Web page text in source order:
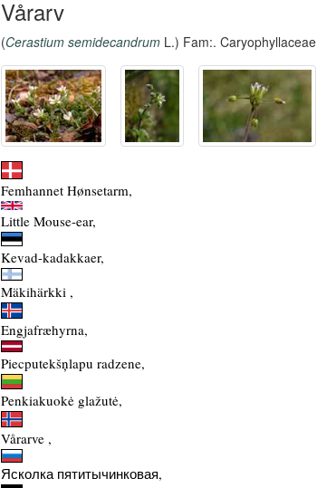
Vårarv
(Cerastium semidecandrum L.) Fam:. Caryophyllaceae
Femhannet Hønsetarm,
Little Mouse-ear,
Kevad-kadakkaer,
Mäkihärkki ,
Engjafræhyrna,
Piecputekšņlapu radzene,
Penkiakuokė glažutė,
Vårarve ,
Ясколка пятитычинковая,